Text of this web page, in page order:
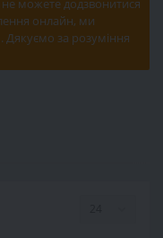
можете додзвонитися
онлайн, ми
за розуміння